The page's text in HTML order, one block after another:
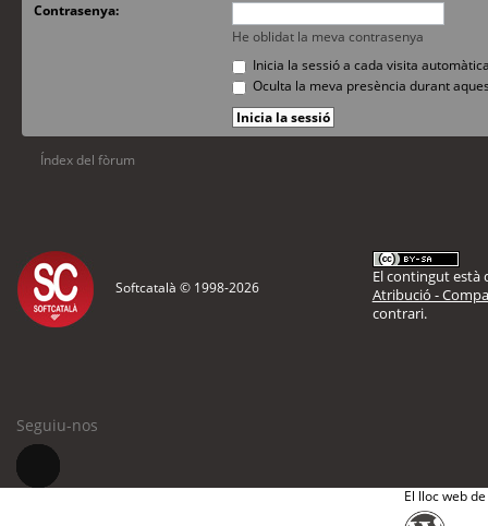
Contrasenya:
He oblidat la meva contrasenya
Inicia la sessió a cada visita
Oculta la meva presència durant
Índex del fòrum
Softcatalà © 1998-2026
El contingut està
Atribució -
contrari.
Seguiu-nos
El lloc web